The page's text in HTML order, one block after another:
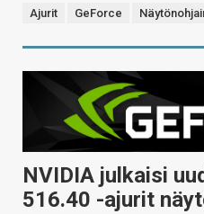
Ajurit GeForce
NVIDIA julkaisi
516.40 -ajurit